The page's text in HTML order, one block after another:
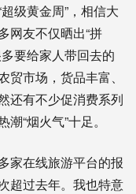
级黄金周”，相信大
网友不仅晒出“拼
要给家人带回去的
市场，货品丰富、
还有不少促消费系列
“烟火气”十足。
家在线旅游平台的报
超过去年。我也特意